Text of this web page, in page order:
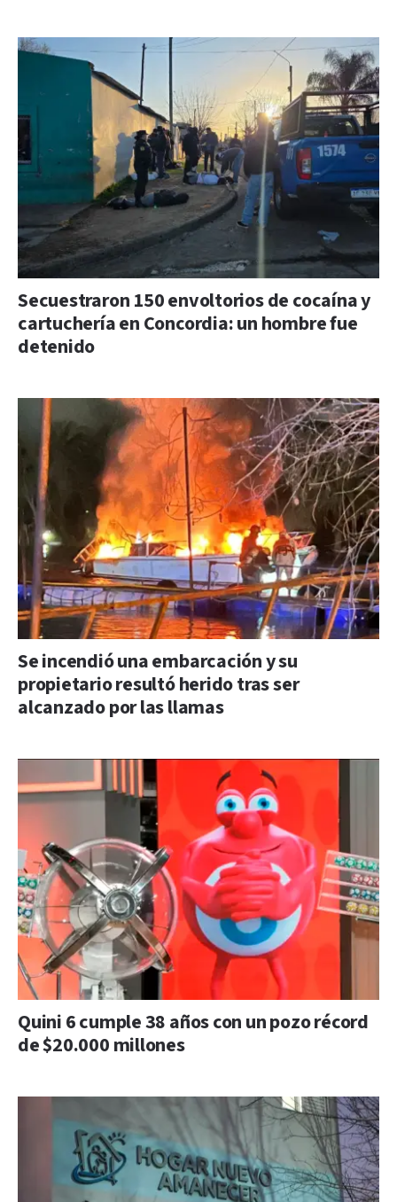
Secuestraron 150 envoltorios de cocaína y
cartuchería en Concordia: un hombre fue
detenido
Se incendió una embarcación y su
propietario resultó herido tras ser
alcanzado por las llamas
Quini 6 cumple 38 años con un pozo récord
de $20.000 millones